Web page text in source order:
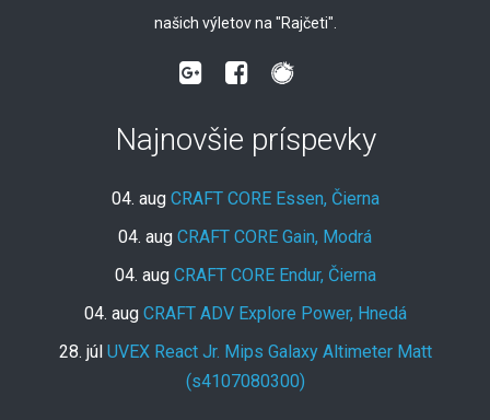
našich výletov na "Rajčeti".
Najnovšie príspevky
04. aug CRAFT CORE Essen, Čierna
04. aug CRAFT CORE Gain, Modrá
04. aug CRAFT CORE Endur, Čierna
04. aug CRAFT ADV Explore Power, Hnedá
28. júl UVEX React Jr. Mips Galaxy Altimeter Matt
(s4107080300)